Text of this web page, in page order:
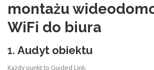
montażu
WiFi do biura
1. Audyt obiektu
Każdy punkt to Guided Link: